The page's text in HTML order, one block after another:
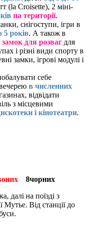
(la Croisette), 2 міні-
на території.
снігоступи, ігри в
5 років. А також в
замок для розваг для
і різні види спорту в
замки, ігрові модулі і
себе
в численних
відвідати
з місцевими
і кінотеатри.
8чорних
далі на поїзді з
Мутье. Від станції до